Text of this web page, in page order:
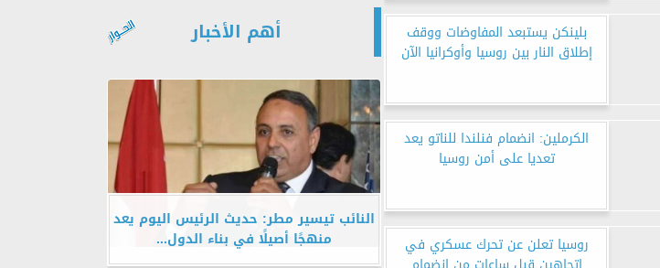
بلينكن يستبعد المفاوضات ووقف
إطلاق النار بين روسيا وأوكرانيا الآن
الكرملين: انضمام فنلندا للناتو يعد
تعديا على أمن روسيا
روسيا تعلن عن تحرك عسكري في
أهم الأخبار
النائب تيسير مطر: حديث الرئيس اليوم يعد
منهجًا أصيلًا في بناء الدول...